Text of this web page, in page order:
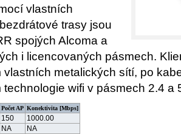
vlastních
trasy jsou
spojých Alcoma a
i licencovaných pásmech.
vlastních metalických sítí, po
technologie wifi v pásmech 2.4 a
Počet AP Konektivita [Mbps]
150
1000.00
NA
NA